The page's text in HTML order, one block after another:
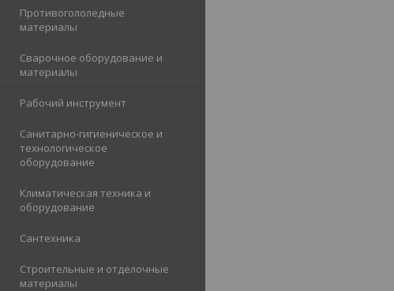
Противогололедные
материалы
Сварочное оборудование и
материалы
Рабочий инструмент
Санитарно-гигиеническое и
технологическое
оборудование
Климатическая техника и
оборудование
Cантехника
Строительные и отделочные
материалы